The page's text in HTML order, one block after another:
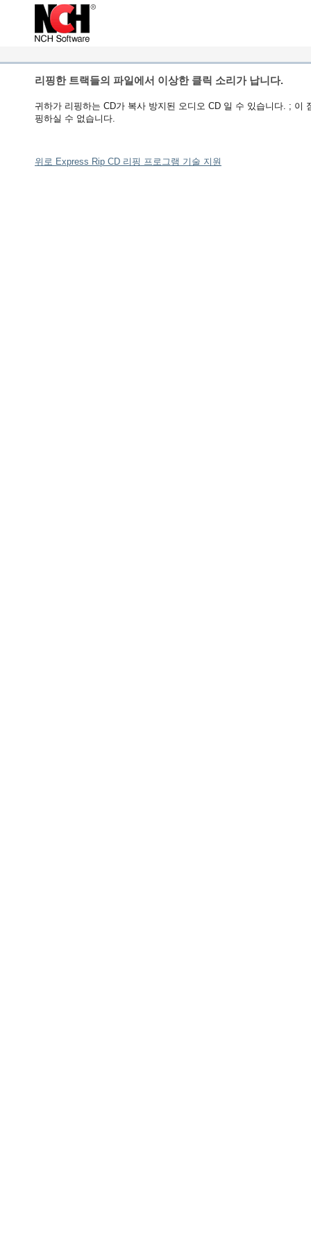
리핑한 트랙들의 파일에서 이상한 클릭 소리가 납니다.
귀하가 리핑하는 CD가 복사 방지된 오디오 CD 일 수 있습니다. ; 이
핑하실 수 없습니다.
위로 Express Rip CD 리핑 프로그램 기술 지원